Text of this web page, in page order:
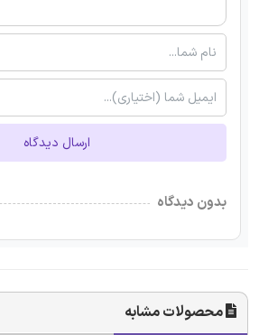
ارسال دیدگاه
بدون دیدگاه
محصولات مشابه